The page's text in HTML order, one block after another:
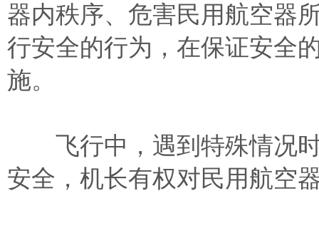
器内秩序、危害民用航空器
行安全的行为，在保证安全
施。
飞行中，遇到特殊情况时
安全，机长有权对民用航空